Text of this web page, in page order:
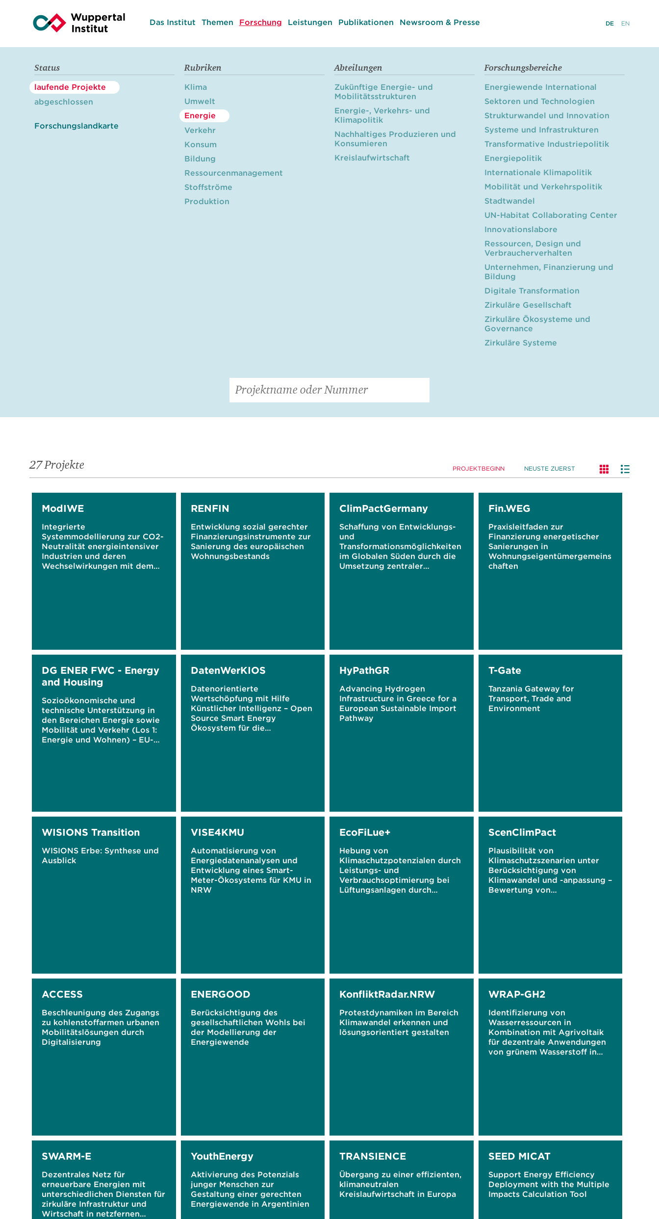
Das Institut Themen Forschung Leistungen Publikationen Newsroom & Presse DE EN
Status
laufende Projekte
abgeschlossen
Forschungslandkarte
Rubriken
Klima
Umwelt
Energie
Verkehr
Konsum
Bildung
Ressourcenmanagement
Stoffströme
Produktion
Abteilungen
Zukünftige Energie- und
Mobilitätsstrukturen
Energie-, Verkehrs- und
Klimapolitik
Nachhaltiges Produzieren und
Konsumieren
Kreislaufwirtschaft
Forschungsbereiche
Energiewende International
Sektoren und Technologien
Strukturwandel und Innovation
Systeme und Infrastrukturen
Transformative Industriepolitik
Energiepolitik
Internationale Klimapolitik
Mobilität und Verkehrspolitik
Stadtwandel
UN-Habitat Collaborating Center
Innovationslabore
Ressourcen, Design und
Verbraucherverhalten
Unternehmen, Finanzierung und
Bildung
Digitale Transformation
Zirkuläre Gesellschaft
Zirkuläre Ökosysteme und
Governance
Zirkuläre Systeme
27 Projekte PROJEKTBEGINN NEUSTE ZUERST
ModIWE
Integrierte
Systemmodellierung zur CO2-
Neutralität energieintensiver
Industrien und deren
Wechselwirkungen mit dem
RENFIN
Entwicklung sozial gerechter
Finanzierungsinstrumente zur
Sanierung des europäischen
Wohnungsbestands
ClimPactGermany
Schaffung von Entwicklungs-
und
Transformationsmöglichkeiten
im Globalen Süden durch die
Umsetzung zentraler
Fin.WEG
Praxisleitfaden zur
Finanzierung energetischer
Sanierungen in
Wohnungseigentümergemeins
chaften
DG ENER FWC - Energy
and Housing
Sozioökonomische und
technische Unterstützung in
den Bereichen Energie sowie
Mobilität und Verkehr (Los 1:
Energie und Wohnen) – EU-
DatenWerKIOS
Datenorientierte
Wertschöpfung mit Hilfe
Künstlicher Intelligenz – Open
Source Smart Energy
Ökosystem für die
HyPathGR
Advancing Hydrogen
Infrastructure in Greece for a
European Sustainable Import
Pathway
T-Gate
Tanzania Gateway for
Transport, Trade and
Environment
WISIONS Transition
WISIONS Erbe: Synthese und
Ausblick
VISE4KMU
Automatisierung von
Energiedatenanalysen und
Entwicklung eines Smart-
Meter-Ökosystems für KMU in
NRW
EcoFiLue+
Hebung von
Klimaschutzpotenzialen durch
Leistungs- und
Verbrauchsoptimierung bei
Lüftungsanlagen durch
ScenClimPact
Plausibilität von
Klimaschutzszenarien unter
Berücksichtigung von
Klimawandel und -anpassung –
Bewertung von
ACCESS
Beschleunigung des Zugangs
zu kohlenstoffarmen urbanen
Mobilitätslösungen durch
Digitalisierung
ENERGOOD
Berücksichtigung des
gesellschaftlichen Wohls bei
der Modellierung der
Energiewende
KonfliktRadar.NRW
Protestdynamiken im Bereich
Klimawandel erkennen und
lösungsorientiert gestalten
WRAP-GH2
Identifizierung von
Wasserressourcen in
Kombination mit Agrivoltaik
für dezentrale Anwendungen
von grünem Wasserstoff in
SWARM-E
Dezentrales Netz für
erneuerbare Energien mit
unterschiedlichen Diensten für
zirkuläre Infrastruktur und
Wirtschaft in netzfernen
YouthEnergy
Aktivierung des Potenzials
junger Menschen zur
Gestaltung einer gerechten
Energiewende in Argentinien
TRANSIENCE
Übergang zu einer effizienten,
klimaneutralen
Kreislaufwirtschaft in Europa
SEED MICAT
Support Energy Efficiency
Deployment with the Multiple
Impacts Calculation Tool